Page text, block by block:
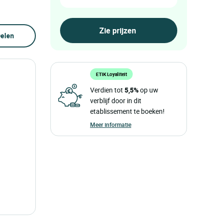
ETIK Loyaliteit
Verdien tot 5,5%op uw
verblijf door in dit
etablissement te boeken!
Meer informatie